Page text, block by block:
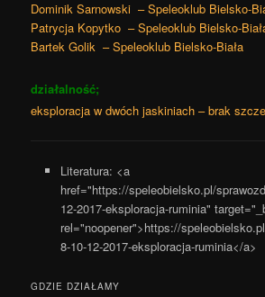
Dominik Sarnowski – Speleoklub Bielsko-
Patrycja Kopytko – Speleoklub Bielsko-
Bartek Golik – Speleoklub Bielsko-Biała
działalność;
eksploracja w dwóch jaskiniach – brak
Literatura: <a
href="https://speleobielsko.pl/
12-2017-eksploracja-ruminia"
rel="noopener">https://
8-10-12-2017-eksploracja-ruminia</a>
GDZIE DZIAŁAMY